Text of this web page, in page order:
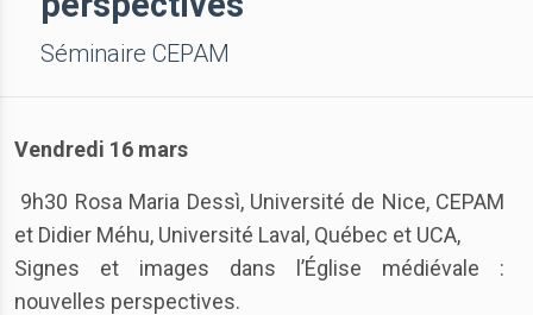
Séminaire CEPAM
Vendredi 16 mars
9h30 Rosa Maria Dessì, Université de Nice, CEPAM
et Didier Méhu, Université Laval, Québec et UCA,
Signes et images dans l’Église médiévale :
nouvelles perspectives.